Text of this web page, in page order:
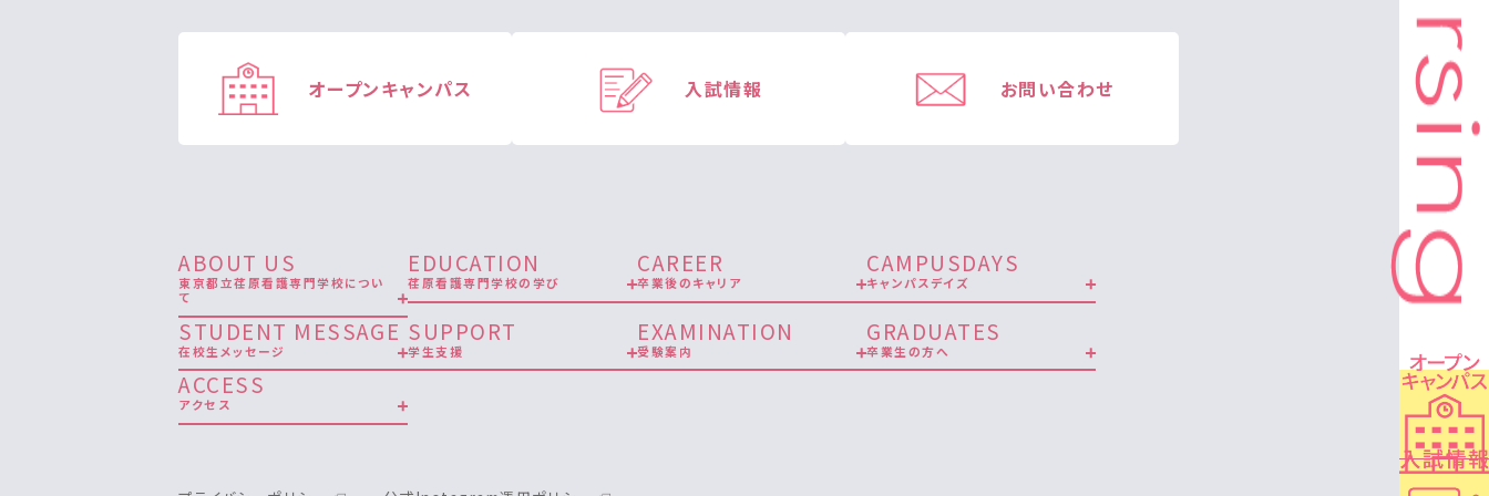
オープンキャンパス 入試情報 お問い合わせ
ABOUT US
東京都立荏原看護専門学校につい
て
EDUCATION
荏原看護専門学校の学び
CAREER
卒業後のキャリア
CAMPUSDAYS
キャンパスデイズ
STUDENT MESSAGE
在校生メッセージ
SUPPORT
学生支援
EXAMINATION
受験案内
GRADUATES
卒業生の方へ
ACCESS
アクセス